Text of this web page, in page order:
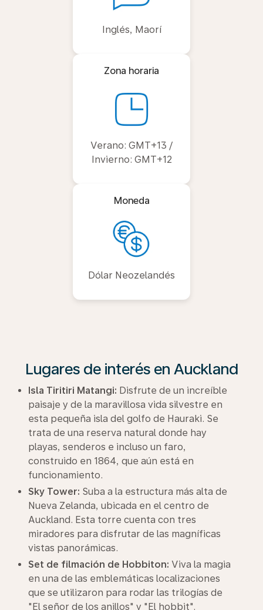
Inglés, Maorí
Zona horaria
Verano: GMT+13 /
Invierno: GMT+12
Moneda
Dólar Neozelandés
Lugares de interés en Auckland
Isla Tiritiri Matangi: Disfrute de un increíble
paisaje y de la maravillosa vida silvestre en
esta pequeña isla del golfo de Hauraki. Se
trata de una reserva natural donde hay
playas, senderos e incluso un faro,
construido en 1864, que aún está en
funcionamiento.
Sky Tower: Suba a la estructura más alta de
Nueva Zelanda, ubicada en el centro de
Auckland. Esta torre cuenta con tres
miradores para disfrutar de las magníficas
vistas panorámicas.
Set de filmación de Hobbiton: Viva la magia
en una de las emblemáticas localizaciones
que se utilizaron para rodar las trilogías de
"El señor de los anillos" y "El hobbit".